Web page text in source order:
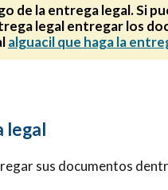
de la entrega legal. Si
legal entregar los
alguacil que haga la
legal
sus documentos